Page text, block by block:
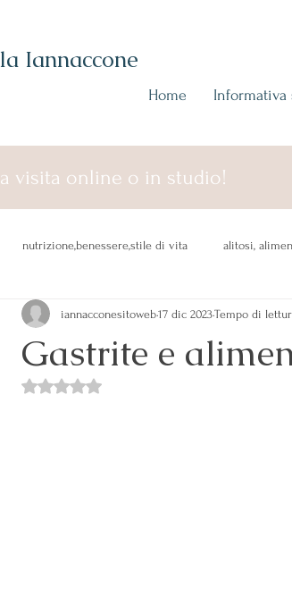
Iannaccone
Home Informativa
visita online o in studio!
nutrizione,benessere,stile di vita alitosi,
Gastrite e
iannacconesitoweb17 dic 2023Tempo di
Valutazione NaN stelle su 5.